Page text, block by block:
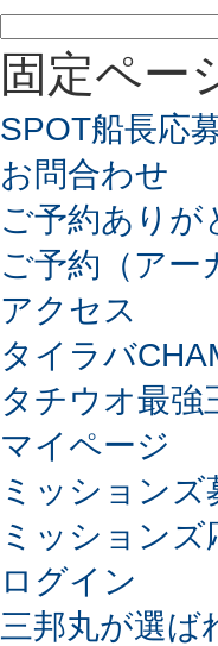
検
索:
固定ペー
SPOT船長応
お問合わせ
ご予約ありが
ご予約（アー
アクセス
タイラバ
タチウオ最
マイページ
ミッションズ
ミッションズ
ログイン
三邦丸が選ば